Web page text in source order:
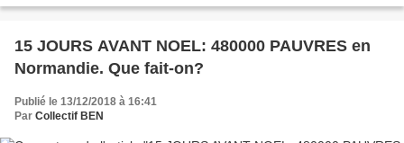
15 JOURS AVANT NOEL: 480000 PAUVRES en
Normandie. Que fait-on?
Publié le 13/12/2018 à 16:41
Par Collectif BEN